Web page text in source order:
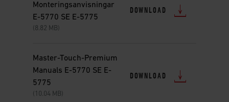
Monteringsanvisningar
E-5770 SE E-5775
(8.82 MB)
DOWNLOAD
Master-Touch-Premium
Manuals E-5770 SE E-
5775
(10.04 MB)
DOWNLOAD